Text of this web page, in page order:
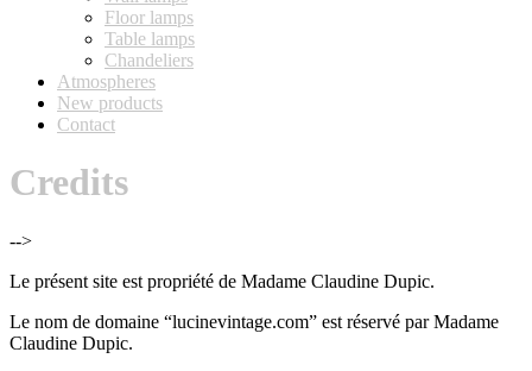
Floor lamps
Table lamps
Chandeliers
Atmospheres
New products
Contact
Credits
-->
Le présent site est propriété de Madame Claudine Dupic.
Le nom de domaine “lucinevintage.com” est réservé par Madame
Claudine Dupic.